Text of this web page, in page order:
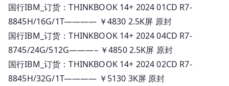
国行IBM_订货：THINKBOOK 14+ 2024 01CD R7-
8845H/16G/1T———— ￥4830 2.5K屏 原封
国行IBM_订货：THINKBOOK 14+ 2024 04CD R7-
8745/24G/512G———– ￥4850 2.5K屏 原封
国行IBM_订货：THINKBOOK 14+ 2024 02CD R7-
8845H/32G/1T———— ￥5130 3K屏 原封